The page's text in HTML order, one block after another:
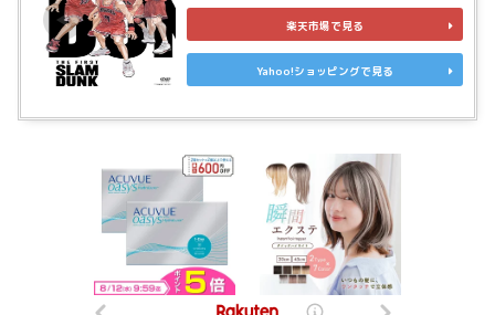
楽天市場で見る
Yahoo!ショッピングで見る